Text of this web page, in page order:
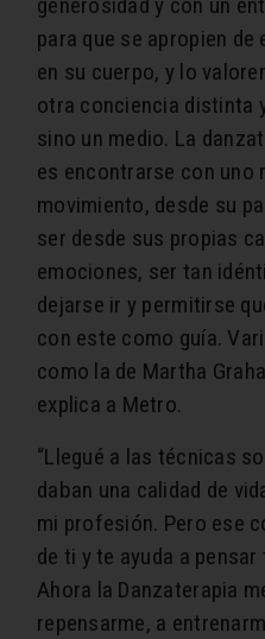
generosidad y con un
para que se apropien
en su cuerpo, y lo
otra conciencia distinta
sino un medio. La
es encontrarse con uno
movimiento, desde su
ser desde sus propias
emociones, ser tan
dejarse ir y permitirse
con este como guía.
como la de Martha
explica a Metro.
“Llegué a las técnicas
daban una calidad de
mi profesión. Pero ese
de ti y te ayuda a
Ahora la Danzaterapia
repensarme, a